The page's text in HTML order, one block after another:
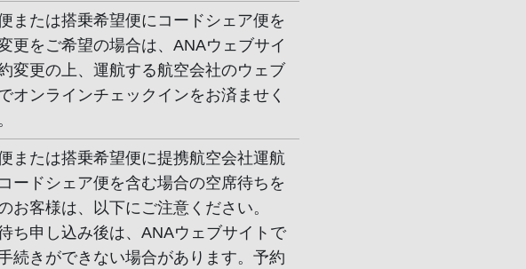
または搭乗希望便にコードシェア便を
更をご希望の場合は、ANAウェブサイ
変更の上、運航する航空会社のウェブ
オンラインチェックインをお済ませく
または搭乗希望便に提携航空会社運航
ードシェア便を含む場合の空席待ちを
お客様は、以下にご注意ください。
ち申し込み後は、ANAウェブサイトで
続きができない場合があります。予約